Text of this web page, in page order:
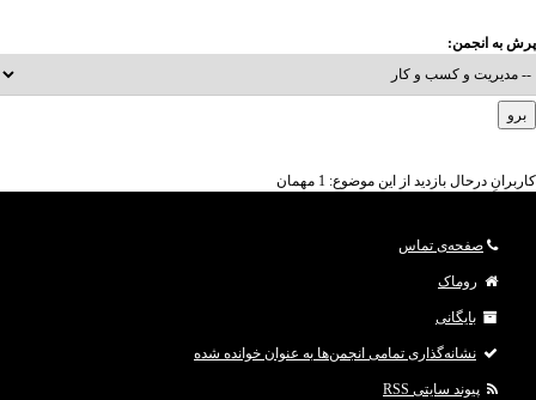
پرش به انجمن:
کاربرانِ درحال بازدید از این موضوع: 1 مهمان
صفحه‌ی تماس
روماک
بایگانی
نشانه‌گذاری تمامی انجمن‌ها به عنوان خوانده شده
پیوند سایتی RSS